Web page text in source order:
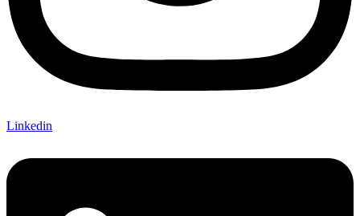
Linkedin